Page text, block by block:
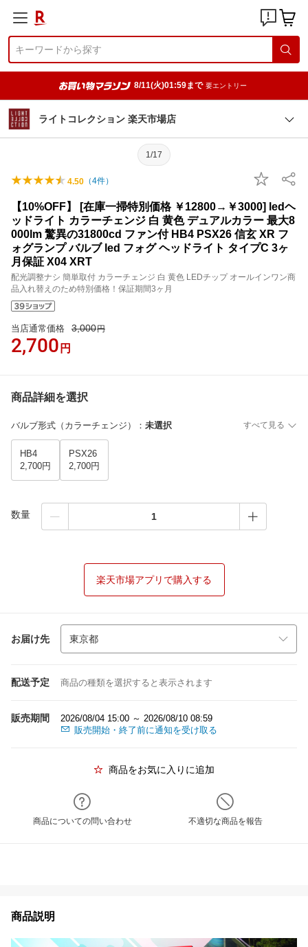
8/11(火)01:59まで 要エントリー
ライトコレクション 楽天市場店
1/17
4.50 （4件）
【10%OFF】 [在庫一掃特別価格 ￥12800→￥3000] ledヘ
ッドライト カラーチェンジ 白 黄色 デュアルカラー 最大8
000lm 驚異の31800cd ファン付 HB4 PSX26 信玄 XR フ
ォグランプ バルブ led フォグ ヘッドライト タイプC 3ヶ
月保証 X04 XRT
配光調整ナシ 簡単取付 カラーチェンジ 白 黄色 LEDチップ オールインワン商
品入れ替えのため特別価格！保証期間3ヶ月
当店通常価格 3,000円
2,700 円
商品詳細を選択
バルブ形式（カラーチェンジ） ： 未選択 すべて見る
HB4
2,700円
PSX26
2,700円
数量
楽天市場アプリで購入する
お届け先
配送予定 商品の種類を選択すると表示されます
販売期間
2026/08/04 15:00 ～ 2026/08/10 08:59
販売開始・終了前に通知を受け取る
商品をお気に入りに追加
商品についての問い合わせ 不適切な商品を報告
商品説明